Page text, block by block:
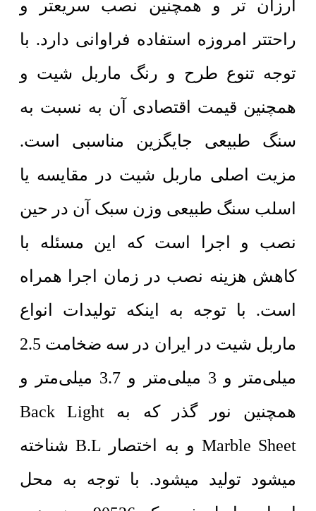
ارزان تر و همچنین نصب سریعتر و
راحتتر امروزه استفاده فراوانی دارد. با
توجه تنوع طرح و رنگ ماربل شیت و
همچنین قیمت اقتصادی آن به نسبت به
سنگ طبیعی جایگزین مناسبی است.
مزیت اصلی ماربل شیت در مقایسه یا
اسلب سنگ طبیعی وزن سبک آن در حین
نصب و اجرا است که این مسئله با
کاهش هزینه نصب در زمان اجرا همراه
است. با توجه به اینکه تولیدات انواع
ماربل شیت در ایران در سه ضخامت 2.5
میلی‌متر و 3 میلی‌متر و 3.7 میلی‌متر و
همچنین نور گذر که به Back Light
Marble Sheet و به اختصار B.L شناخته
میشود تولید میشود. با توجه به محل